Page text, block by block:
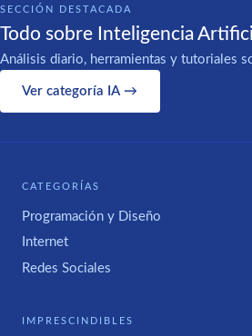
SECCIÓN DESTACADA
Todo sobre Inteligencia
Análisis diario, herramientas y tutoriales
Ver categoría IA →
CATEGORÍAS
Programación y Diseño
Internet
Redes Sociales
IMPRESCINDIBLES